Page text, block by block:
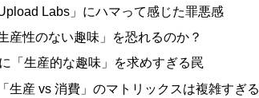
Labs」にハマって感じた罪悪感
産性のない趣味」を恐れるのか？
「生産的な趣味」を求めすぎる罠
生産 vs 消費」のマトリックスは複雑すぎる